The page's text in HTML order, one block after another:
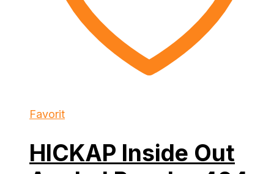
Favorit
HICKAP Inside Out